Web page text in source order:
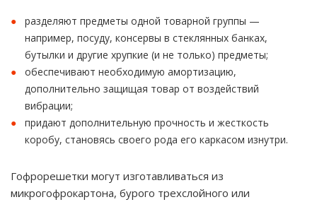
разделяют предметы одной товарной группы —
например, посуду, консервы в стеклянных банках,
бутылки и другие хрупкие (и не только) предметы;
обеспечивают необходимую амортизацию,
дополнительно защищая товар от воздействий
вибрации;
придают дополнительную прочность и жесткость
коробу, становясь своего рода его каркасом изнутри.
Гофрорешетки могут изготавливаться из
микрогофрокартона, бурого трехслойного или